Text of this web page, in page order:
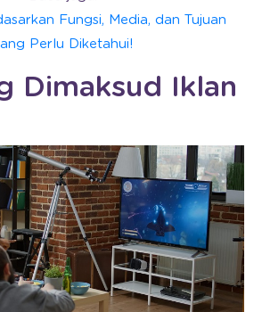
Fungsi, Media, dan Tujuan
Perlu Diketahui!
Dimaksud Iklan